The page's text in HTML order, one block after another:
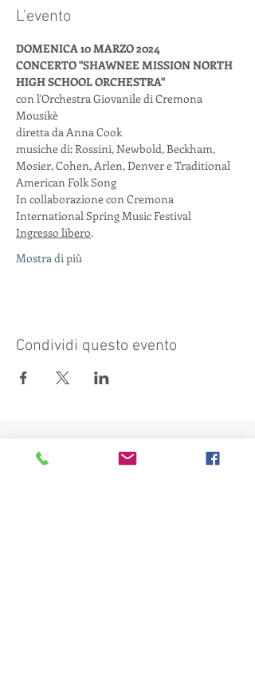
L'evento
DOMENICA 10 MARZO 2024
CONCERTO "SHAWNEE MISSION NORTH
HIGH SCHOOL ORCHESTRA"
con l'Orchestra Giovanile di Cremona
Mousikè
diretta da Anna Cook
musiche di: Rossini, Newbold, Beckham,
Mosier, Cohen, Arlen, Denver e Traditional
American Folk Song
In collaborazione con Cremona
International Spring Music Festival
Ingresso libero.
Mostra di più
Condividi questo evento